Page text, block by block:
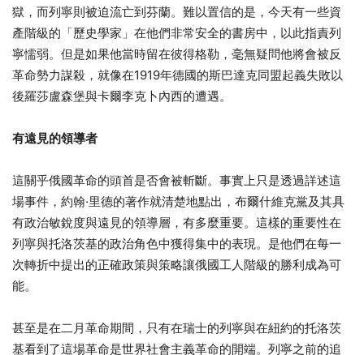
獄，而列寧則被迫流亡到芬蘭。難以置信的是，今天有一些資
產階級的「歷史學家」在他們非常安全的書房中，以此指責列
寧懦弱。但是如果他當時留在彼得格勒，毫無疑問他將會被反
革命勢力謀殺，就像在1919年德國的斯巴達克同盟起義失敗以
後羅莎盧森堡與卡爾李克卜內西的遭遇。
有遠見的領導者
這關乎俄國革命的頭首是否會被斬斷。事實上只是透過詳述這
場事件，約翰·里德的著作就清楚地點出，布爾什維克黨及其具
有政治敏銳度與遠見的領導層，有多麼重要。這樣的重要性在
列寧與托洛茨基的政治角色中獲得集中的表現。是他們在每一
次轉折中提出的正確政策與策略讓俄國工人階級的勝利成為可
能。
甚至是在二月革命期間，只有在瑞士的列寧與在紐約的托洛茨
基看到了這場革命是世界社會主義革命的開端。列寧之前的追